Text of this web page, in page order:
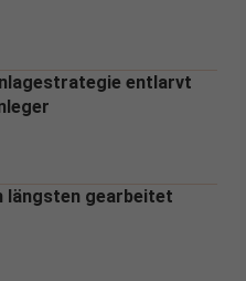
entlarvt
längsten gearbeitet